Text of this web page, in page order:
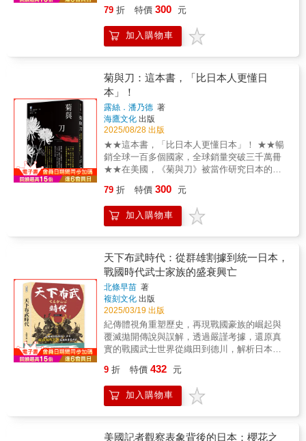
源自於賓主間體貼細膩的情意。茶之所以能為
始，了解茶道的綿遠歷史與器具、禮儀知識，
「由形入而至心」，感受茶道的文化內涵，從
形式流儀，一步步接近茶道、深入茶道，走入
茶道精神核心，真正走入茶道的世界。【 茶會
參與要點 】人─茶席間的行止禮法物─茶道具的
種類與使用事─茶會進行的流程步驟地─茶會場
地的說明剖析
的人物動機與歷史背景。本書強調，治承．壽
制度崩潰後新興勢力對舊貴族體制的挑戰與取
代。透過引人入勝的敘述與豐富史料的交叉比
對，作者為讀者提供一個兼具知識性與批判性
的歷史視角，讓這場動盪的時代不再只是浪漫
化的戰爭傳說，而是一場真正塑造日本中世政
治格局的歷史轉捩點。本書特色：本書以通俗
筆法重構治承．壽永內亂前後的歷史現場，從
平安時代政治敗壞寫起，描繪源、平兩大家族
如何崛起，武士階層如何登上歷史舞臺。透過
承平．天慶之亂、前九年之役等事件，展現權
謀鬥爭與制度崩解的深層背景。作者巧妙融合
史實與逸聞，賦予歷史人物鮮活形象，使全書
既具學術價值，又富戲劇張力。
索戰爭的真相與記憶的責任。二十多年來，她
壓力，持續地教授「慰安婦」議題。 當台
灣的「慰安婦」已全數離世，如何讓下一代理
解戰爭與性暴力的關聯？如何讓加害與受害的
趣，鼓勵他們自主思考和辯證？本書作者以懇
切反思的筆調，豐富扎實的課堂經驗，寫下自
己與學生教學相長的心路歷程，提供給所有關
注「慰安婦」議題的人們，一份寶貴的實踐紀
錄。《沖繩戰的孩子們：太平洋戰爭下少年少
女成為士兵之路》「當孩子們走上戰場，會是
怎樣的情況？」沖繩在地文史專家透過證言與
文獻，揭開沖繩戰役中最黑暗、最不忍直視的
平的堅持。 1945年的沖繩戰，是第二次世
沖繩後短短三個月間，奪走了20萬人的性命，
其中逾12萬為沖繩縣民。在日本政府的強制動
員下，沖繩未滿18歲的少年少女們紛紛被送上
前線，協助日軍作戰、照顧傷患，甚至被賦予
了護送天皇照片「御真影」到安全地點的機密
任務。 在被稱之為「鐵之暴風」的無情炮
火中，有的孩子轉瞬犧牲，有的孩子背上了炸
彈後就一去不回，有的孩子搭乘的疏散船遭到
擊沉，有的孩子被日軍強迫「集體自盡」，而
有的則在逃難中見證父母親友的死亡，成了戰
爭孤兒……。 本書從沖繩民眾的角度出
發，透過第一手的口述證言和大量文獻，書寫
美軍和日軍的激烈交戰之外，屬於沖繩平民──
特別是沖繩18歲以下的孩童所經歷的沖繩戰。
作者川滿彰從琉球王國遭到日本吞併談起，進
而談到日本政府對沖繩孩童施行同化教育和皇
走上戰場的恐怖經歷，書中都有寫實而細緻的
1990年代，亞洲各國倖存的「慰安婦」陸續現
身，揭開深藏多年的二戰傷痕。此後，日本有
七家出版社在中學歷史教科書中載入了「慰安
留這段歷史，而在課堂上教導這個議題的教師
也寥寥無幾。 本書的作者平井美津子是一
個例外。她是大阪一所公立中學的社會科老
師，曾親赴韓國訪問年邁的「慰安婦」、到沖
繩聽取「姬百合學徒隊」倖存者的證言，並將
這些歷史化為教材，與學生共同思索戰爭的真
相與記憶的責任。二十多年來，她挺住右翼政
客的抹黑與校方要求「不准教」的壓力，持續
地教授「慰安婦」議題。 當台灣的「慰安
婦」已全數離世，如何讓下一代理解戰爭與性
默？如何喚起學生對歷史議題的興趣，鼓勵他
們自主思考和辯證？本書作者以懇切反思的筆
調，豐富扎實的課堂經驗，寫下自己與學生教
婦」議題的人們，一份寶貴的實踐紀錄。
79 折 特價 300 元
加入購物車
菊與刀：這本書，「比日本人更懂日
本」！
露絲．潘乃德 著
海鷹文化 出版
2025/08/28 出版
★★這本書，「比日本人更懂日本」！ ★★暢
銷全球一百多個國家，全球銷量突破三千萬冊
★★在美國，《菊與刀》被當作研究日本的
品！ 為什麼日本這個國土面積不大的國家，擁
有稱霸世界的野心和實力？ 又是什麼讓它打敗
俄國，甚至讓美國損失慘重？ 為什麼日本人在
和「兩難全」的痛苦？ 為什麼日本天皇兩千年
屹立不倒，中國總是經歷朝代更迭？ 為什麼二
戰以後德國勇於認罪，日本人卻做不到這一
點？ & ◎ 這本書，「比日本人更懂日本」！
本書作者用「菊」與「刀」， 這兩種看似完全
不同的意象來隱喻日本的民族性。 「菊」是日
本皇室家徽，「刀」是日本武士道文化的象
徵， 一陰一陽，一柔一剛， 日本的民族性正是
具有這樣陰柔與陽剛並存的衝突特徵。 日本人
既崇尚美感，又嗜血好鬥；既喜歡新的，又固
&hellip;&hellip; 這亦如日本的文化，既有靜謐
的茶道之美，又有跋扈剛硬的武士道； 既有優
雅嫵媚的藝伎，又有神秘莫測的忍者
79 折 特價 300 元
加入購物車
天下布武時代：從群雄割據到統一日本，
戰國時代武士家族的盛衰興亡
北條早苗 著
複刻文化 出版
2025/03/19 出版
紀傳體視角重塑歷史，再現戰國豪族的崛起與
覆滅拋開傳說與誤解，透過嚴謹考據，還原真
實的戰國武士世界從織田到德川，解析日本戰
國時代】本書由北條早苗撰寫，透過詳細的歷
史考據與紀傳體敘述方式，全面呈現日本戰國
時代的武士家族發展歷程。本書聚焦於各大勢
家康、羽柴秀吉等「天下人」，到足利、六
9 折 特價 432 元
加入購物車
美國記者觀察表象背後的日本：櫻花之